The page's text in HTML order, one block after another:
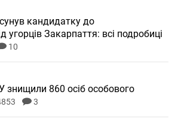
кандидатку до
угорців Закарпаття: всі подробиці
10
знищили 860 осіб особового
3